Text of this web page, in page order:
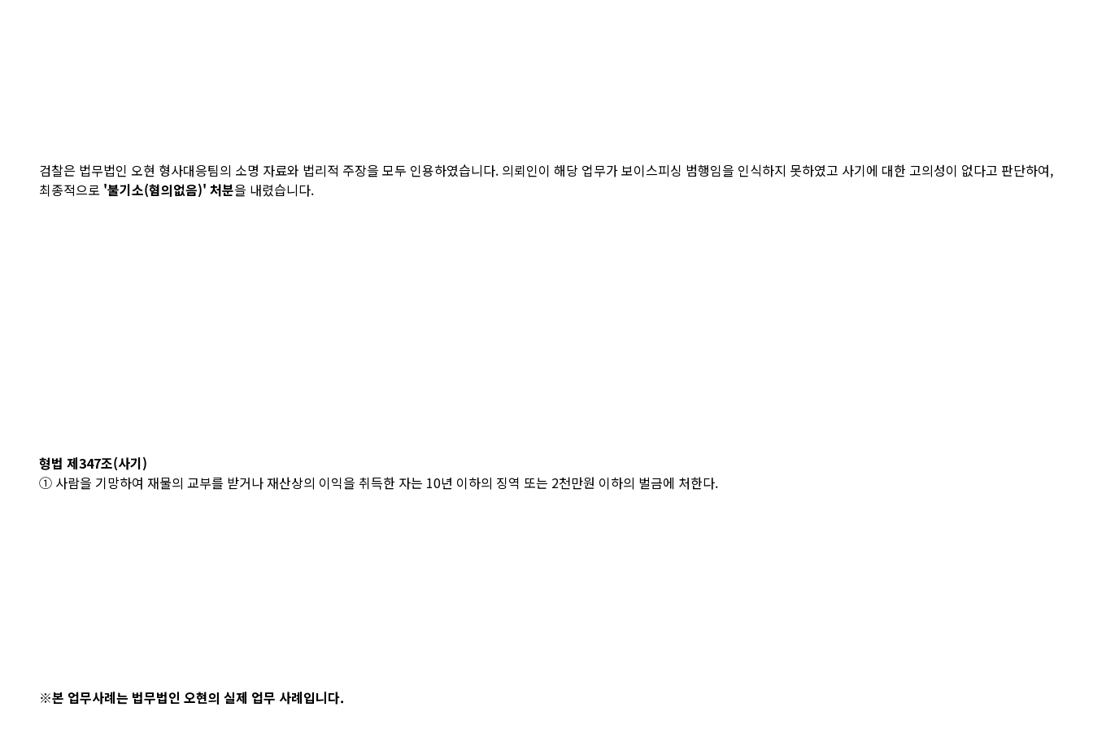
검찰은 법무법인 오현 형사대응팀의 소명 자료와 법리적 주장을 모두 인용하였습니다. 의뢰인이 해당 업무가 보이스피싱 범행임을 인식하지 못하였고 사기에 대한 고의성이 없다고 판단하여,
최종적으로 '불기소(혐의없음)' 처분을 내렸습니다.
형법 제347조(사기)
① 사람을 기망하여 재물의 교부를 받거나 재산상의 이익을 취득한 자는 10년 이하의 징역 또는 2천만원 이하의 벌금에 처한다.
※본 업무사례는 법무법인 오현의 실제 업무 사례입니다.